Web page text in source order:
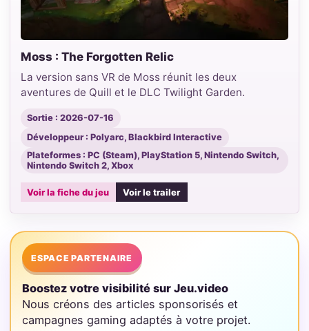
Moss : The Forgotten Relic
La version sans VR de Moss réunit les deux
aventures de Quill et le DLC Twilight Garden.
Sortie : 2026-07-16
Développeur : Polyarc, Blackbird Interactive
Plateformes : PC (Steam), PlayStation 5, Nintendo Switch,
Nintendo Switch 2, Xbox
Voir la fiche du jeu Voir le trailer
ESPACE PARTENAIRE
Boostez votre visibilité sur Jeu.video
Nous créons des articles sponsorisés et
campagnes gaming adaptés à votre projet.